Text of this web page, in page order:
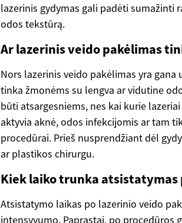
lazerinis gydymas gali padėti sumažinti
odos tekstūrą.
Ar lazerinis veido pakėlimas
Nors lazerinis veido pakėlimas yra
tinka žmonėms su lengva ar vidutine
būti atsargesniems, nes kai kurie
aktyvia aknė, odos infekcijomis ar tam
procedūrai. Prieš nusprendžiant dėl
ar plastikos chirurgu.
Kiek laiko trunka atsistatymas
Atsistatymo laikas po lazerinio veido
intensyvumo. Paprastai, po procedūros